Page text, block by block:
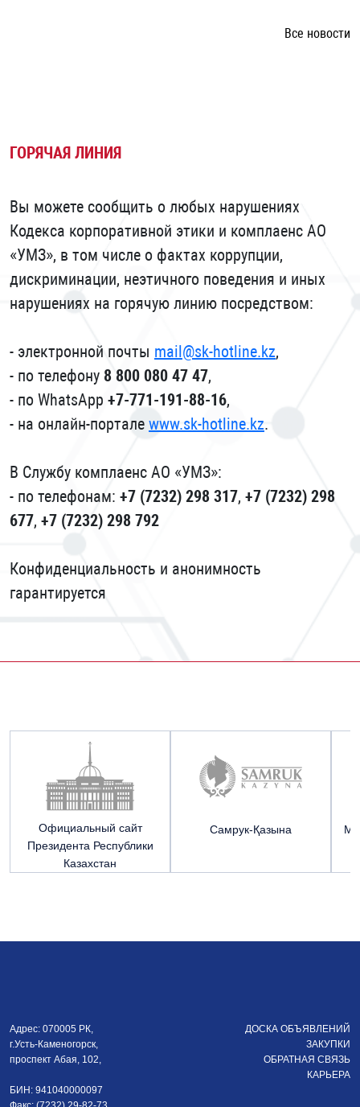
Все новости
ГОРЯЧАЯ ЛИНИЯ
Вы можете сообщить о любых нарушениях
Кодекса корпоративной этики и комплаенс АО
«УМЗ», в том числе о фактах коррупции,
дискриминации, неэтичного поведения и иных
нарушениях на горячую линию посредством:
- электронной почты mail@sk-hotline.kz,
- по телефону 8 800 080 47 47,
- по WhatsApp +7-771-191-88-16,
- на онлайн-портале www.sk-hotline.kz.
В Службу комплаенс АО «УМЗ»:
- по телефонам: +7 (7232) 298 317, +7 (7232) 298
677, +7 (7232) 298 792
Конфиденциальность и анонимность
гарантируется
Официальный сайт
Президента Республики
Казахстан
Cамрук-Қазына
Адрес: 070005 РК,
г.Усть-Каменогорск,
проспект Абая, 102,
БИН: 941040000097
ДОСКА ОБЪЯВЛЕНИЙ
ЗАКУПКИ
ОБРАТНАЯ СВЯЗЬ
КАРЬЕРА